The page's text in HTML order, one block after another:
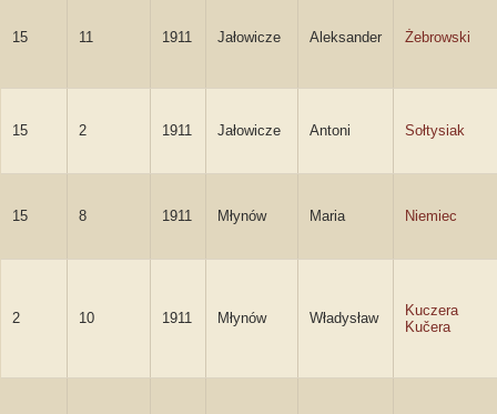
15 11 1911 Jałowicze Aleksander Żebrowski
15 2 1911 Jałowicze Antoni Sołtysiak
15 8 1911 Młynów Maria Niemiec
2 10 1911 Młynów Władysław
Kuczera
Kučera